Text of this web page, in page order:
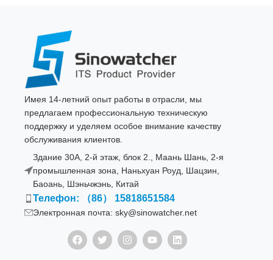
Имея 14-летний опыт работы в отрасли, мы
предлагаем профессиональную техническую
поддержку и уделяем особое внимание качеству
обслуживания клиентов.
Здание 30A, 2-й этаж, блок 2., Маань Шань, 2-я
промышленная зона, Наньхуан Роуд, Шацзин,
Баоань, Шэньчжэнь, Китай
Телефон: （86） 15818651584
Электронная почта: sky@sinowatcher.net